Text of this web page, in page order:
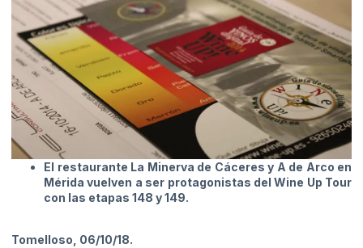
El restaurante La Minerva de Cáceres y A de Arco en
Mérida vuelven a ser protagonistas del Wine Up Tour
con las etapas 148 y 149.
Tomelloso, 06/10/18.